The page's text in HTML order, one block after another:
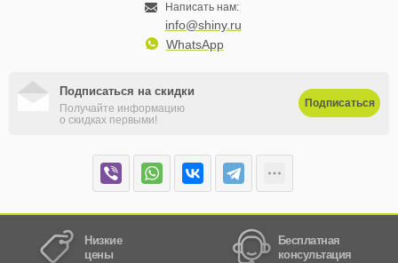
Написать нам:
info@shiny.ru
WhatsApp
Подписаться на скидки
Получайте информацию
о скидках первыми!
Подписаться
Низкие
цены
Бесплатная
консультация